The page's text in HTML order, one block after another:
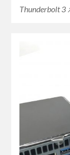
Thunderbolt